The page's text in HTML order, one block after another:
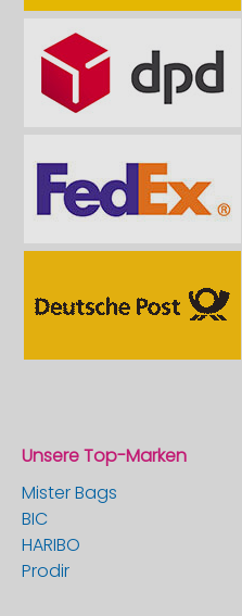
Unsere Top-Marken
Mister Bags
BIC
HARIBO
Prodir